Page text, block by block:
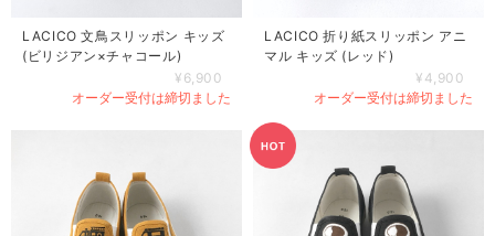
LACICO 文鳥スリッポン キッズ
(ビリジアン×チャコール)
¥6,900
オーダー受付は締切ました
LACICO 折り紙スリッポン アニ
マル キッズ (レッド)
¥4,900
オーダー受付は締切ました